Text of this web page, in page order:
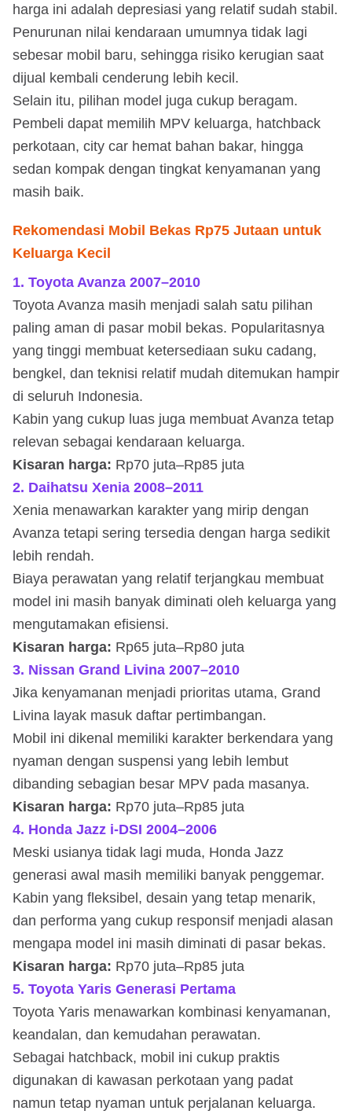
harga ini adalah depresiasi yang relatif sudah stabil.
Penurunan nilai kendaraan umumnya tidak lagi
sebesar mobil baru, sehingga risiko kerugian saat
dijual kembali cenderung lebih kecil.
Selain itu, pilihan model juga cukup beragam.
Pembeli dapat memilih MPV keluarga, hatchback
perkotaan, city car hemat bahan bakar, hingga
sedan kompak dengan tingkat kenyamanan yang
masih baik.
Rekomendasi Mobil Bekas Rp75 Jutaan untuk
Keluarga Kecil
1. Toyota Avanza 2007–2010
Toyota Avanza masih menjadi salah satu pilihan
paling aman di pasar mobil bekas. Popularitasnya
yang tinggi membuat ketersediaan suku cadang,
bengkel, dan teknisi relatif mudah ditemukan hampir
di seluruh Indonesia.
Kabin yang cukup luas juga membuat Avanza tetap
relevan sebagai kendaraan keluarga.
Kisaran harga: Rp70 juta–Rp85 juta
2. Daihatsu Xenia 2008–2011
Xenia menawarkan karakter yang mirip dengan
Avanza tetapi sering tersedia dengan harga sedikit
lebih rendah.
Biaya perawatan yang relatif terjangkau membuat
model ini masih banyak diminati oleh keluarga yang
mengutamakan efisiensi.
Kisaran harga: Rp65 juta–Rp80 juta
3. Nissan Grand Livina 2007–2010
Jika kenyamanan menjadi prioritas utama, Grand
Livina layak masuk daftar pertimbangan.
Mobil ini dikenal memiliki karakter berkendara yang
nyaman dengan suspensi yang lebih lembut
dibanding sebagian besar MPV pada masanya.
Kisaran harga: Rp70 juta–Rp85 juta
4. Honda Jazz i-DSI 2004–2006
Meski usianya tidak lagi muda, Honda Jazz
generasi awal masih memiliki banyak penggemar.
Kabin yang fleksibel, desain yang tetap menarik,
dan performa yang cukup responsif menjadi alasan
mengapa model ini masih diminati di pasar bekas.
Kisaran harga: Rp70 juta–Rp85 juta
5. Toyota Yaris Generasi Pertama
Toyota Yaris menawarkan kombinasi kenyamanan,
keandalan, dan kemudahan perawatan.
Sebagai hatchback, mobil ini cukup praktis
digunakan di kawasan perkotaan yang padat
namun tetap nyaman untuk perjalanan keluarga.